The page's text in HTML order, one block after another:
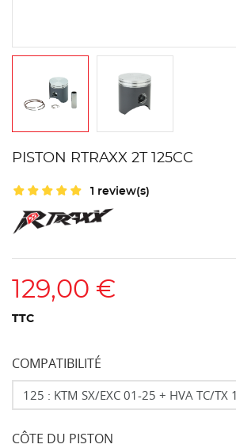
PISTON RTRAXX 2T 125CC
1 review(s)
129,00 €
TTC
COMPATIBILITÉ
CÔTE DU PISTON